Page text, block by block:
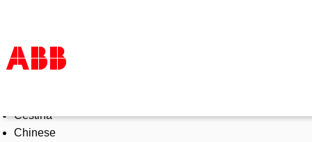
Products & Solutions
Industries
Čeština
Chinese